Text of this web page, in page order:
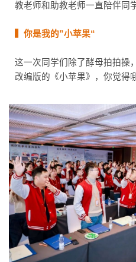
教老师和助教老师一直陪伴同
▍你是我的”小苹果“
这一次同学们除了酵母拍拍操
改编版的《小苹果》，你觉得